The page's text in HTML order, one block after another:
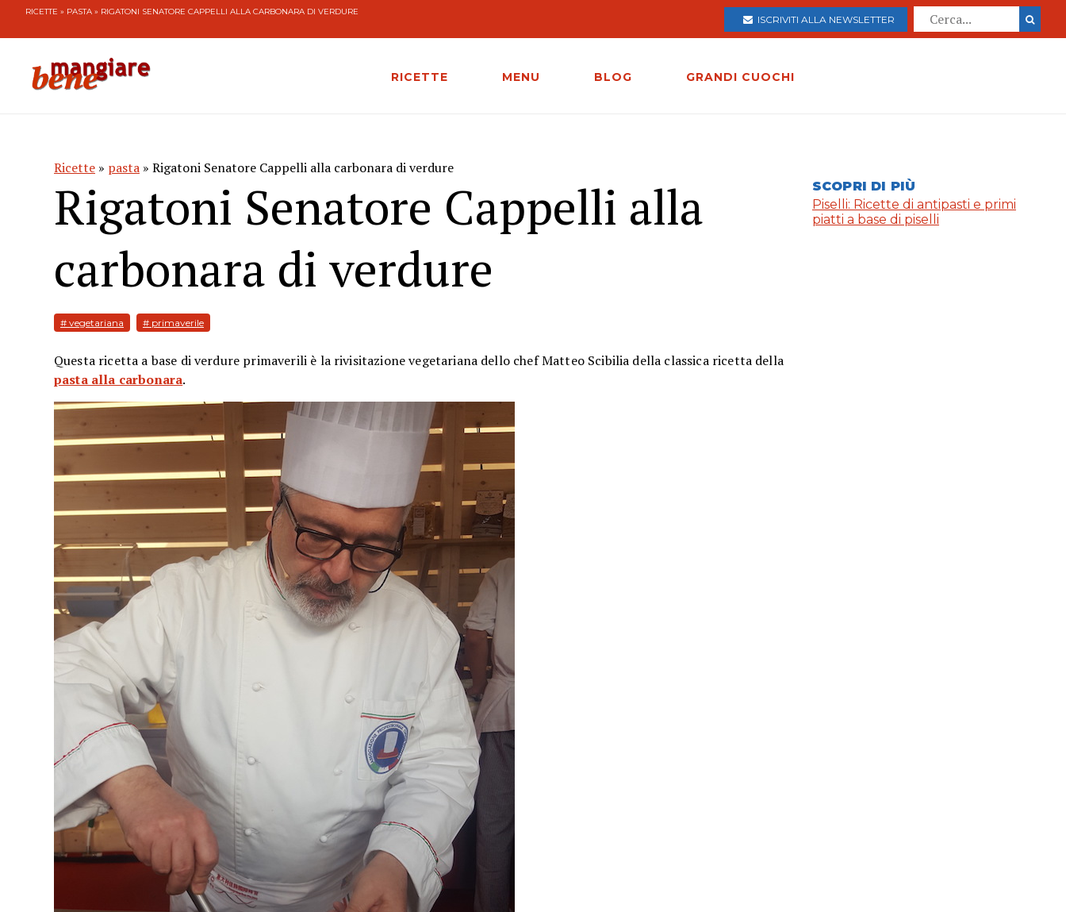
RICETTE » PASTA » RIGATONI SENATORE CAPPELLI ALLA CARBONARA DI VERDURE
ISCRIVITI ALLA NEWSLETTER
RICETTE MENU BLOG GRANDI CUOCHI
Ricette » pasta » Rigatoni Senatore Cappelli alla carbonara di verdure
Rigatoni Senatore Cappelli alla
carbonara di verdure
# vegetariana # primaverile
Questa ricetta a base di verdure primaverili è la rivisitazione vegetariana dello chef Matteo Scibilia della classica ricetta della
pasta alla carbonara.
SCOPRI DI PIÙ
Piselli: Ricette di antipasti e primi
piatti a base di piselli